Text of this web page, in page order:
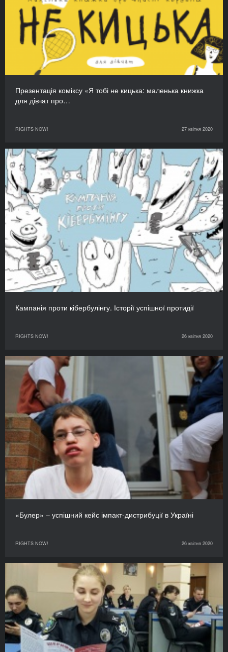
Презентація коміксу «Я тобі не кицька: маленька книжка
для дівчат про…
RIGHTS NOW! 27 квітня 2020
Кампанія проти кібербулінгу. Історії успішної протидії
RIGHTS NOW! 26 квітня 2020
«Булер» – успішний кейс імпакт-дистрибуції в Україні
RIGHTS NOW! 26 квітня 2020